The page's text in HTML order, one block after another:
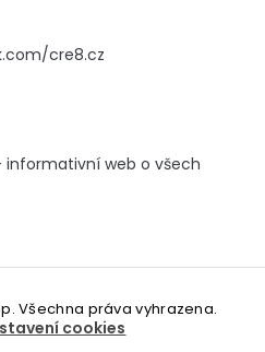
cre8.cz
informativní web o všech
. Všechna práva vyhrazena.
cookies